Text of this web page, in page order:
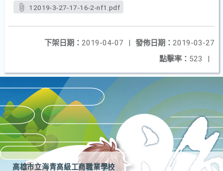
12019-3-27-17-16-2-nf1.pdf
發佈日期： 2019-03-27
下架日期： 2019-04-07
|
點擊率： 523 |
高雄市立海青高級工商職業學校